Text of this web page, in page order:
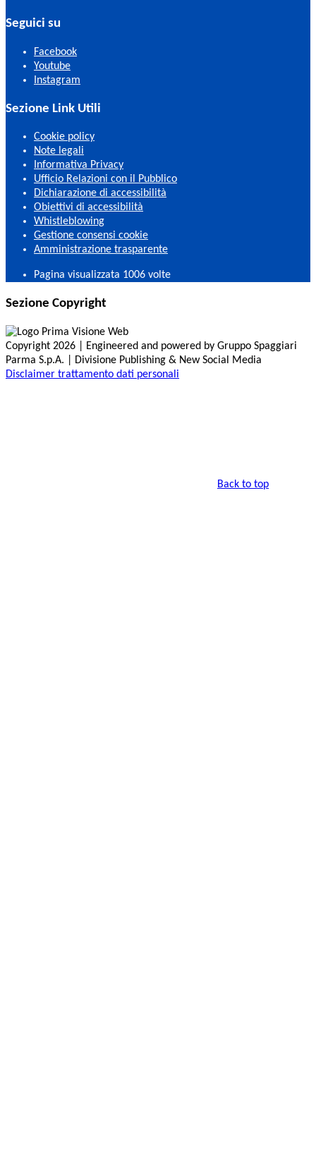
Seguici su
Facebook
Youtube
Instagram
Sezione Link Utili
Cookie policy
Note legali
Informativa Privacy
Ufficio Relazioni con il Pubblico
Dichiarazione di accessibilità
Obiettivi di accessibilità
Whistleblowing
Gestione consensi cookie
Amministrazione trasparente
Pagina visualizzata 1006 volte
Sezione Copyright
Copyright 2026 | Engineered and powered by Gruppo Spaggiari
Parma S.p.A. | Divisione Publishing & New Social Media
Disclaimer trattamento dati personali
Back to top